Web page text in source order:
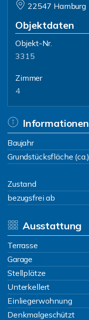
22547 Hamburg
Objektdaten
Objekt-Nr.
3315
Zimmer
4
Informationen
Baujahr
Grundstücksfläche (ca.)
Zustand
bezugsfrei ab
Ausstattung
Terrasse
Garage
Stellplätze
Unterkellert
Einliegerwohnung
Denkmalgeschützt